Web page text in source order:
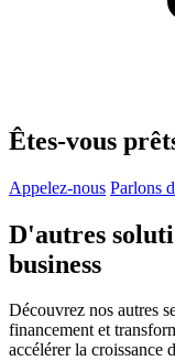
Êtes-vous
Appelez-nous Parlons
D'autres
business
Découvrez nos autres
financement et
accélérer la croissance